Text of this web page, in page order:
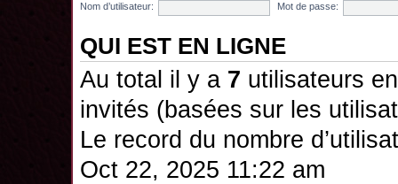
Nom d’utilisateur:
Mot de passe:
QUI EST EN LIGNE
Au total il y a 7 utilisateurs
invités (basées sur les
Le record du nombre
Oct 22, 2025 11:22 am